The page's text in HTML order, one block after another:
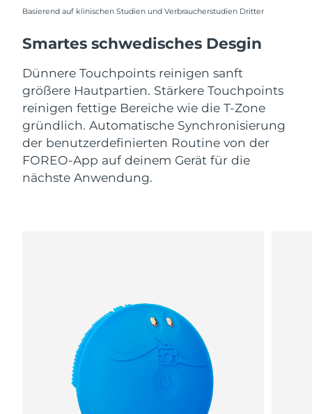
Basierend auf klinischen Studien und Verbraucherstudien Dritter
Smartes schwedisches Desgin
Dünnere Touchpoints reinigen sanft
größere Hautpartien. Stärkere Touchpoints
reinigen fettige Bereiche wie die T-Zone
gründlich. Automatische Synchronisierung
der benutzerdefinierten Routine von der
FOREO-App auf deinem Gerät für die
nächste Anwendung.